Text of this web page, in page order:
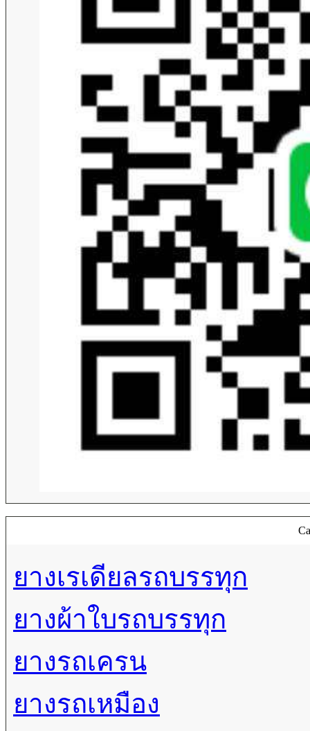
ยางเรเดียลรถบรรทุก
ยางผ้าใบรถบรรทุก
ยางรถเครน
ยางรถเหมือง